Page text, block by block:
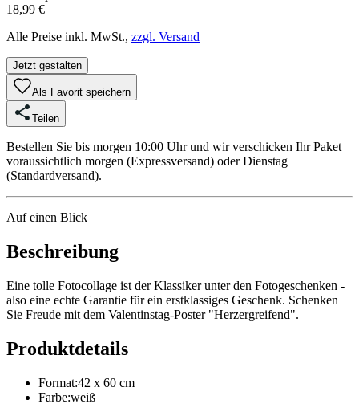
18,99 €
Alle Preise inkl. MwSt., zzgl. Versand
Jetzt gestalten
Als Favorit speichern
Teilen
Bestellen Sie bis morgen 10:00 Uhr und wir verschicken Ihr Paket
voraussichtlich morgen (Expressversand) oder Dienstag
(Standardversand).
Auf einen Blick
Beschreibung
Eine tolle Fotocollage ist der Klassiker unter den Fotogeschenken -
also eine echte Garantie für ein erstklassiges Geschenk. Schenken
Sie Freude mit dem Valentinstag-Poster "Herzergreifend".
Produktdetails
Format:42 x 60 cm
Farbe:weiß